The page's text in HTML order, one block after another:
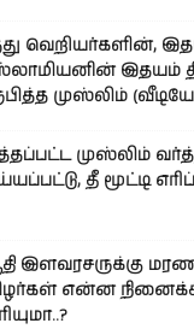
வெறியர்களின்,
இதயம்
முஸ்லிம்
முஸ்லிம்
தீ மூட்டி
இளவரசருக்கு
என்ன